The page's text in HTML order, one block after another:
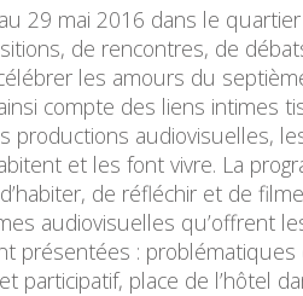
29 mai 2016 dans le
de rencontres, de
les amours du
compte des liens intimes
productions audiovisuelles,
et les font vivre. La
de réfléchir et de
audiovisuelles qu’offrent
présentées : problématiques
participatif, place de l’hôtel